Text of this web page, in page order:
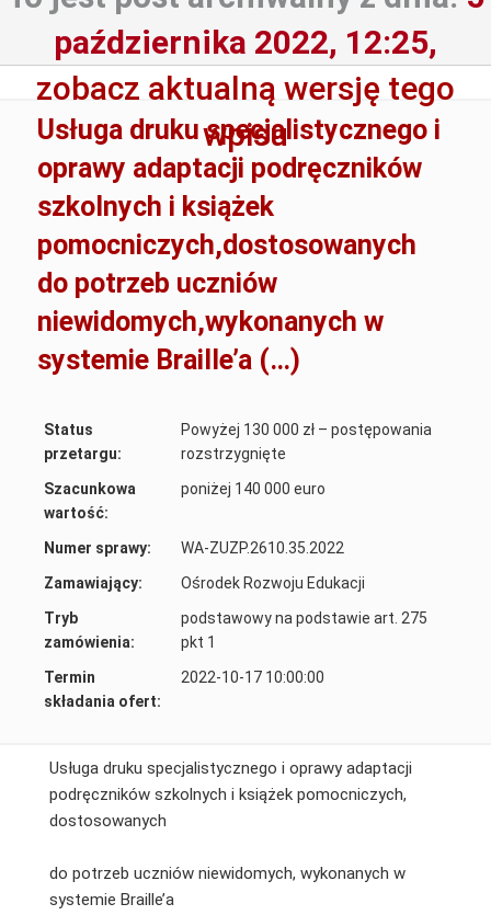
października 2022, 12:25,
zobacz aktualną wersję tego
wpisu
Usługa druku specjalistycznego i
oprawy adaptacji podręczników
szkolnych i książek
pomocniczych,dostosowanych
do potrzeb uczniów
niewidomych,wykonanych w
systemie Braille’a (…)
Status
przetargu:
Powyżej 130 000 zł – postępowania
rozstrzygnięte
Szacunkowa
wartość:
poniżej 140 000 euro
Numer sprawy:
WA-ZUZP.2610.35.2022
Zamawiający:
Ośrodek Rozwoju Edukacji
Tryb
zamówienia:
podstawowy na podstawie art. 275
pkt 1
Termin
składania ofert:
2022-10-17 10:00:00
Usługa druku specjalistycznego i oprawy adaptacji
podręczników szkolnych i książek pomocniczych,
dostosowanych
do potrzeb uczniów niewidomych, wykonanych w
systemie Braille’a